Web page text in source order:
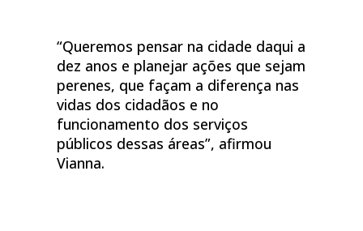
“Queremos pensar na cidade daqui a
dez anos e planejar ações que sejam
perenes, que façam a diferença nas
vidas dos cidadãos e no
funcionamento dos serviços
públicos dessas áreas”, afirmou
Vianna.